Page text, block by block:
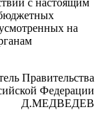
на
Правительства
Федерации
Д.МЕДВЕДЕВ